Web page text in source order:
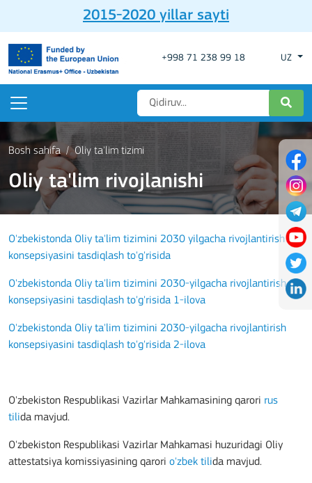
2015-2020 yillar sayti
+998 71 238 99 18 UZ
Bosh sahifa Oliy ta'lim tizimi
Oliy ta'lim rivojlanishi
O'zbekistonda Oliy ta'lim tizimini 2030 yilgacha rivojlantirish
konsepsiyasini tasdiqlash to'g'risida
O'zbekistonda Oliy ta'lim tizimini 2030-yilgacha rivojlantirish
konsepsiyasini tasdiqlash to'g'risida 1-ilova
O'zbekistonda Oliy ta'lim tizimini 2030-yilgacha rivojlantirish
konsepsiyasini tasdiqlash to'g'risida 2-ilova
O'zbekiston Respublikasi Vazirlar Mahkamasining qarori rus
tilida mavjud.
O'zbekiston Respublikasi Vazirlar Mahkamasi huzuridagi Oliy
attestatsiya komissiyasining qarori o'zbek tilida mavjud.